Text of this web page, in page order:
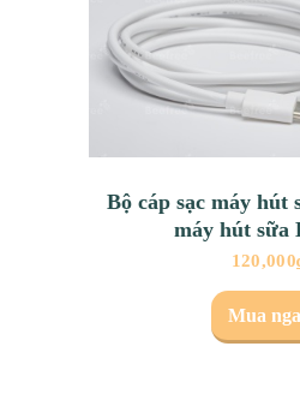
Bộ cáp sạc máy hút
máy hút sữa
120,000
Mua